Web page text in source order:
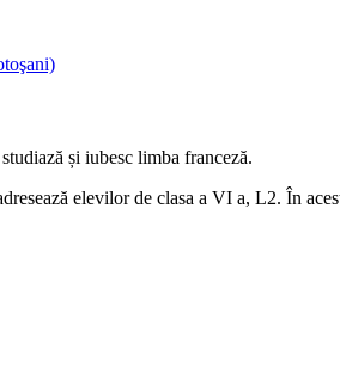
și iubesc limba franceză.
elevilor de clasa a VI a, L2. În